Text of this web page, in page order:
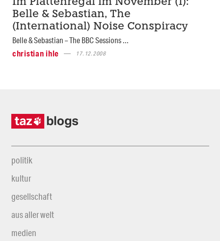
Im Plattenregal im November (1):
Belle & Sebastian, The
(International) Noise Conspiracy
Belle & Sebastian – The BBC Sessions ...
christian ihle
17.12.2008
politik
kultur
gesellschaft
aus aller welt
medien